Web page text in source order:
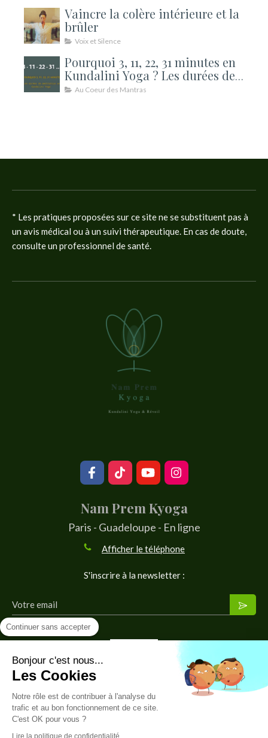
Vaincre la colère intérieure et la
brûler
Voix et Silence
Pourquoi 3, 11, 22, 31 minutes en
Kundalini Yoga ? Les durées de
méditation expliquées
Au Coeur des Mantras
* Les pratiques proposées sur ce site ne se substituent pas à
un avis médical ou à un suivi thérapeutique. En cas de doute,
consulte un professionnel de santé.
Nam Prem Kyoga
Paris - Guadeloupe - En ligne
Afficher le téléphone
S'inscrire à la newsletter :
Votre email
© 2026 Nam Prem Kyoga · une branche de Wahé Création
Plan du site
Continuer sans accepter
Bonjour c'est nous...
Les Cookies
Notre rôle est de contribuer à l'analyse du
trafic et au bon fonctionnement de ce site.
C'est OK pour vous ?
Lire la politique de confidentialité